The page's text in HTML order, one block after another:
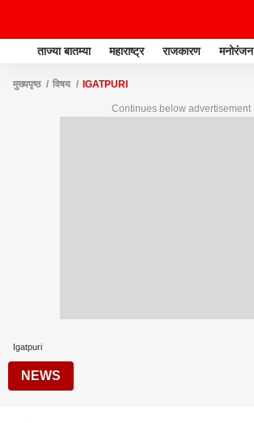
ताज्या बातम्या महाराष्ट्र राजकारण मनोरंजन
मुख्यपृष्ठ विषय IGATPURI
Continues below advertisement
Igatpuri
NEWS